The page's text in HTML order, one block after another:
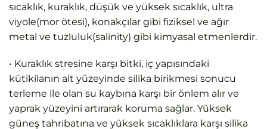
sıcaklık, kuraklık, düşük ve yüksek sıcaklık, ultra
viyole(mor ötesi), konakçılar gibi fiziksel ve ağır
metal ve tuzluluk(salinity) gibi kimyasal etmenlerdir.
• Kuraklık stresine karşı bitki, iç yapısındaki
kütikilanın alt yüzeyinde silika birikmesi sonucu
terleme ile olan su kaybına karşı bir önlem alır ve
yaprak yüzeyini artırarak koruma sağlar. Yüksek
güneş tahribatına ve yüksek sıcaklıklara karşı silika